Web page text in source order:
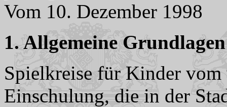
Vom 10. Dezember 1998
1. Allgemeine Grundlagen
Spielkreise für Kinder
Einschulung, die in der